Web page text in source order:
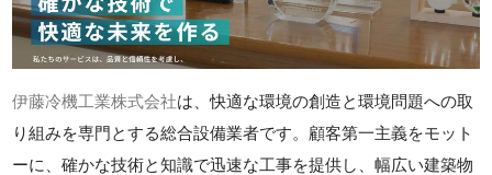
伊藤冷機工業株式会社は、快適な環境の創造と環境問題への取
り組みを専門とする総合設備業者です。顧客第一主義をモット
ーに、確かな技術と知識で迅速な工事を提供し、幅広い建築物